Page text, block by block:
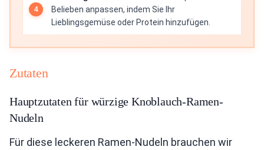
Belieben anpassen, indem Sie Ihr
Lieblingsgemüse oder Protein hinzufügen.
Zutaten
Hauptzutaten für würzige Knoblauch-Ramen-
Nudeln
Für diese leckeren Ramen-Nudeln brauchen wir